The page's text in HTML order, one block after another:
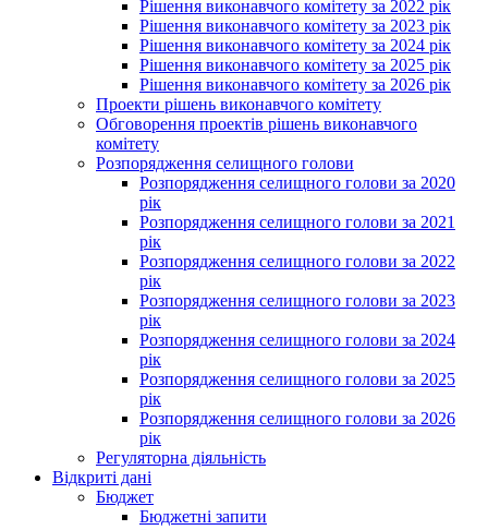
Рішення виконавчого комітету за 2022 рік
Рішення виконавчого комітету за 2023 рік
Рішення виконавчого комітету за 2024 рік
Рішення виконавчого комітету за 2025 рік
Рішення виконавчого комітету за 2026 рік
Проекти рішень виконавчого комітету
Обговорення проектів рішень виконавчого
комітету
Розпорядження селищного голови
Розпорядження селищного голови за 2020
рік
Розпорядження селищного голови за 2021
рік
Розпорядження селищного голови за 2022
рік
Розпорядження селищного голови за 2023
рік
Розпорядження селищного голови за 2024
рік
Розпорядження селищного голови за 2025
рік
Розпорядження селищного голови за 2026
рік
Регуляторна діяльність
Відкриті дані
Бюджет
Бюджетні запити